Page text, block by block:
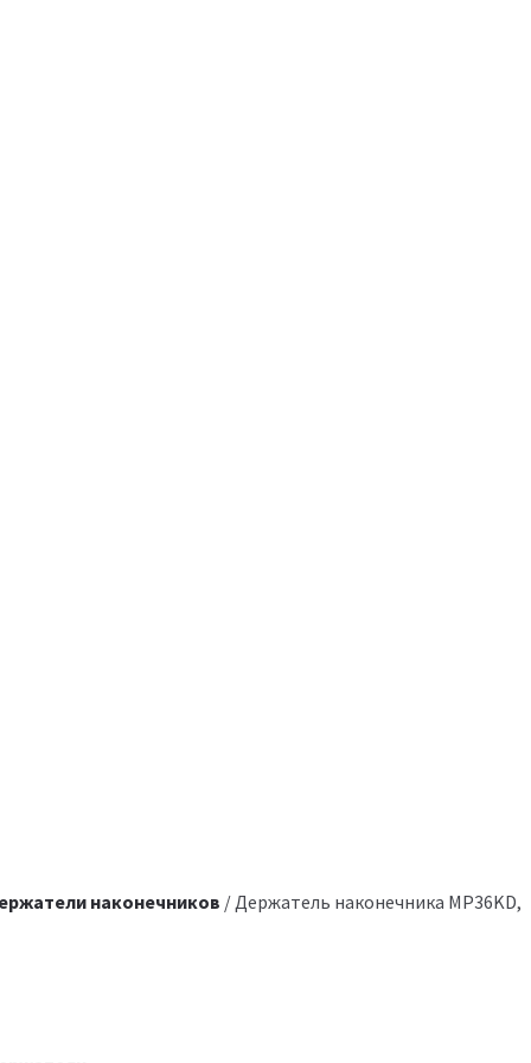
наконечников / Держатель наконечника MP36KD,